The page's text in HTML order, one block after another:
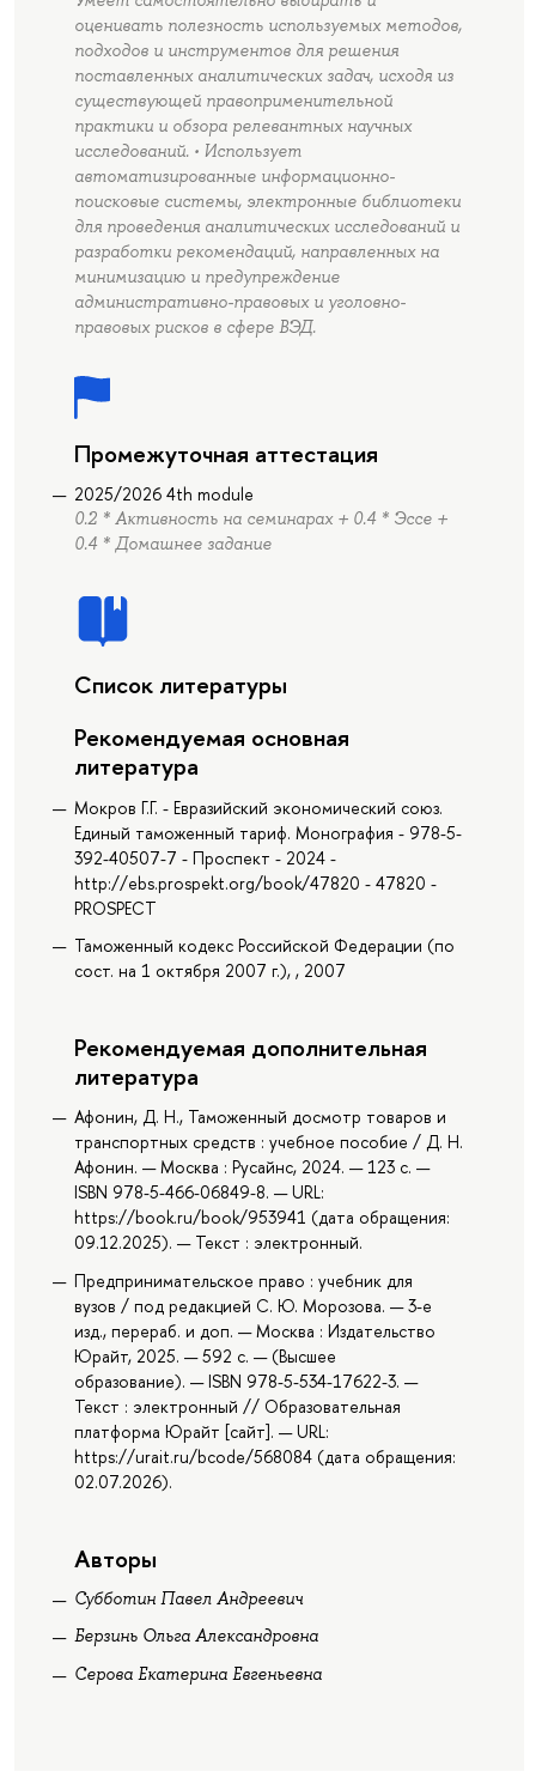
оценивать полезность используемых методов,
подходов и инструментов для решения
поставленных аналитических задач, исходя из
существующей правоприменительной
практики и обзора релевантных научных
исследований. • Использует
автоматизированные информационно-
поисковые системы, электронные библиотеки
для проведения аналитических исследований и
разработки рекомендаций, направленных на
минимизацию и предупреждение
административно-правовых и уголовно-
правовых рисков в сфере ВЭД.
Промежуточная аттестация
2025/2026 4th module
0.2 * Активность на семинарах + 0.4 * Эссе +
0.4 * Домашнее задание
Список литературы
Рекомендуемая основная
литература
Мокров Г.Г. - Евразийский экономический союз.
Единый таможенный тариф. Монография - 978-5-
392-40507-7 - Проспект - 2024 -
http://ebs.prospekt.org/book/47820 - 47820 -
PROSPECT
Таможенный кодекс Российской Федерации (по
сост. на 1 октября 2007 г.), , 2007
Рекомендуемая дополнительная
литература
Афонин, Д. Н., Таможенный досмотр товаров и
транспортных средств : учебное пособие / Д. Н.
Афонин. — Москва : Русайнс, 2024. — 123 с. —
ISBN 978-5-466-06849-8. — URL:
https://book.ru/book/953941 (дата обращения:
09.12.2025). — Текст : электронный.
Предпринимательское право : учебник для
вузов / под редакцией С. Ю. Морозова. — 3-е
изд., перераб. и доп. — Москва : Издательство
Юрайт, 2025. — 592 с. — (Высшее
образование). — ISBN 978-5-534-17622-3. —
Текст : электронный // Образовательная
платформа Юрайт [сайт]. — URL:
https://urait.ru/bcode/568084 (дата обращения:
02.07.2026).
Авторы
Субботин Павел Андреевич
Берзинь Ольга Александровна
Серова Екатерина Евгеньевна